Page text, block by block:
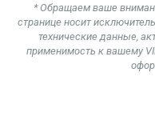
* Обращаем ваше
странице носит
технические данные,
применимость к вашему